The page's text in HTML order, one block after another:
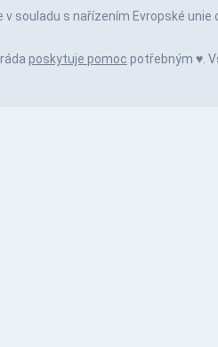
souladu s nařízením Evropské unie
poskytuje pomoc potřebným ♥️.